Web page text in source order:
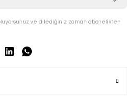
ve dilediğiniz zaman abonelikten